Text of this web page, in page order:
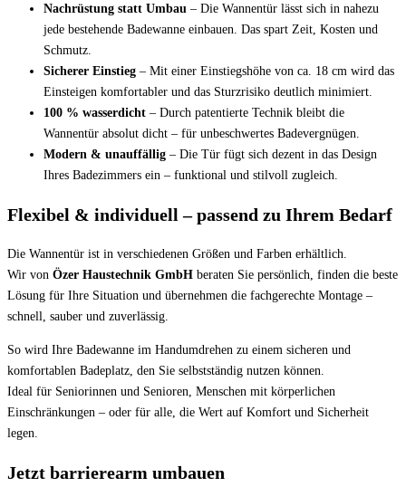
Nachrüstung statt Umbau – Die Wannentür lässt sich in nahezu
jede bestehende Badewanne einbauen. Das spart Zeit, Kosten und
Schmutz.
Sicherer Einstieg – Mit einer Einstiegshöhe von ca. 18 cm wird das
Einsteigen komfortabler und das Sturzrisiko deutlich minimiert.
100 % wasserdicht – Durch patentierte Technik bleibt die
Wannentür absolut dicht – für unbeschwertes Badevergnügen.
Modern & unauffällig – Die Tür fügt sich dezent in das Design
Ihres Badezimmers ein – funktional und stilvoll zugleich.
Flexibel & individuell – passend zu Ihrem Bedarf
Die Wannentür ist in verschiedenen Größen und Farben erhältlich.
Wir von Özer Haustechnik GmbH beraten Sie persönlich, finden die beste
Lösung für Ihre Situation und übernehmen die fachgerechte Montage –
schnell, sauber und zuverlässig.
So wird Ihre Badewanne im Handumdrehen zu einem sicheren und
komfortablen Badeplatz, den Sie selbstständig nutzen können.
Ideal für Seniorinnen und Senioren, Menschen mit körperlichen
Einschränkungen – oder für alle, die Wert auf Komfort und Sicherheit
legen.
Jetzt barrierearm umbauen